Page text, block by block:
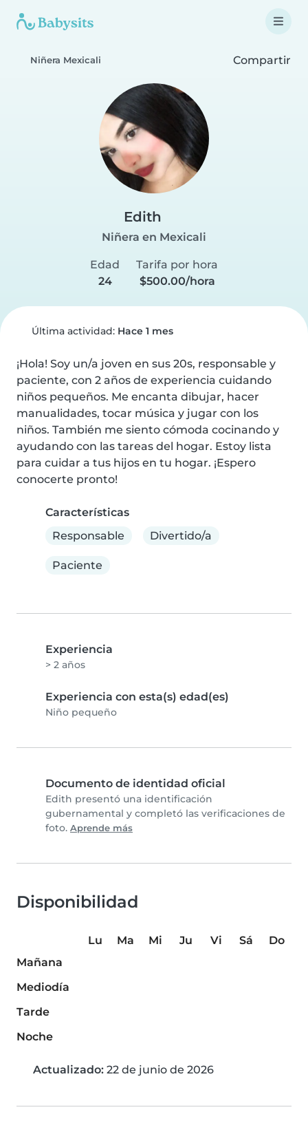
Niñera Mexicali Compartir
Edith
Niñera en Mexicali
Edad
24
Tarifa por hora
$500.00/hora
Última actividad: Hace 1 mes
¡Hola! Soy un/a joven en sus 20s, responsable y
paciente, con 2 años de experiencia cuidando
niños pequeños. Me encanta dibujar, hacer
manualidades, tocar música y jugar con los
niños. También me siento cómoda cocinando y
ayudando con las tareas del hogar. Estoy lista
para cuidar a tus hijos en tu hogar. ¡Espero
conocerte pronto!
Características
Responsable
Divertido/a
Paciente
Experiencia
> 2 años
Experiencia con esta(s) edad(es)
Niño pequeño
Documento de identidad oficial
Edith presentó una identificación
gubernamental y completó las verificaciones de
foto. Aprende más
Disponibilidad
Lu Ma Mi Ju Vi Sá
Do
Mañana
Mediodía
Tarde
Noche
Actualizado: 22 de junio de 2026